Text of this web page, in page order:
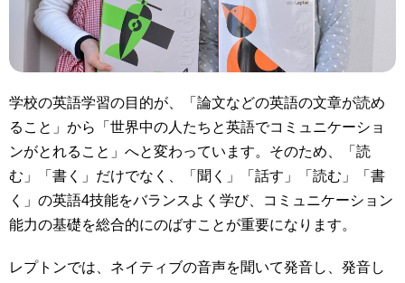
学校の英語学習の目的が、「論文などの英語の文章が読め
ること」から
「世界中の人たちと英語でコミュニケーショ
ンがとれること」 へと変わっています。そのため、「読
む」「書く」だけでなく、
「聞く」「話す」「読む」「書
く」の英語4技能をバランスよく学び、
コミュニケーション
能力の基礎を総合的にのばすことが重要になります。
レプトンでは、 ネイティブの音声を聞いて発音し、発音し